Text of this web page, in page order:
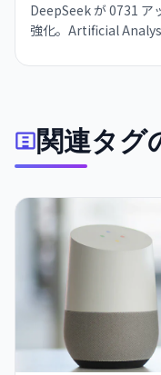
DeepSeek が 0731 ア
強化。Artificial
イント差で肉薄。
関連タグ